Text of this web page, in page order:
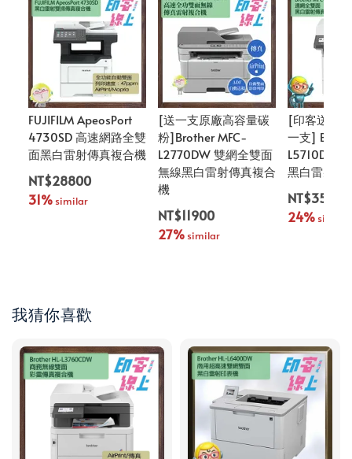
FUJIFILM ApeosPort
4730SD 高速網路全雙
面黑白雷射傳真複合機
NT$28800
31% similar
[送一支原廠高容量碳
粉]Brother MFC-
L2770DW 雙網全雙面
無線黑白雷射傳真複合
機
NT$11900
27% similar
[印客送超
一支]
L5710DN
黑白雷射傳
NT$35900
24% similar
我猜你喜歡